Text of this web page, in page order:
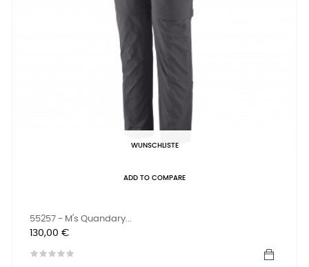
WUNSCHLISTE
ADD TO COMPARE
55257 - M's Quandary...
Preis
130,00 €